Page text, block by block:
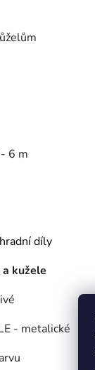
6 m
díly
kužele
- metalické